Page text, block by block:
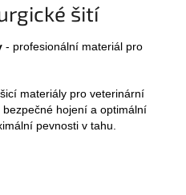
šití
- profesionální materiál pro
materiály pro veterinární
hojení a optimální
pevnosti v tahu.